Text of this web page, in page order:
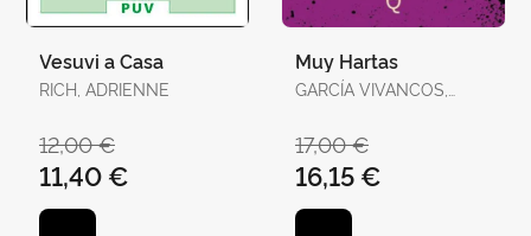
Vesuvi a Casa
RICH, ADRIENNE
12,00 €
11,40 €
Muy Hartas
GARCÍA VIVANCOS,
17,00 €
16,15 €